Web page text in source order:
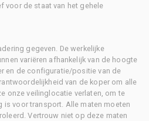
voor de staat van het gehele
gegeven. De werkelijke
variëren afhankelijk van de hoogte
en de configuratie/positie van de
van de koper om alle
onze veilinglocatie verlaten, om te
is voor transport. Alle maten moeten
Vertrouw niet op deze maten